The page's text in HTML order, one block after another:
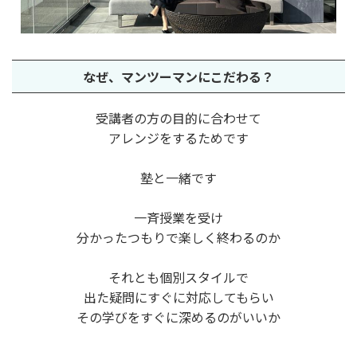
なぜ、 マンツーマンにこだわる？
受講者の方の目的に合わせて
アレンジをするためです
塾と一緒です
一斉授業を受け
分かったつもりで楽しく終わるのか
それとも個別スタイルで
出た疑問にすぐに対応してもらい
その学びをすぐに深めるのがいいか